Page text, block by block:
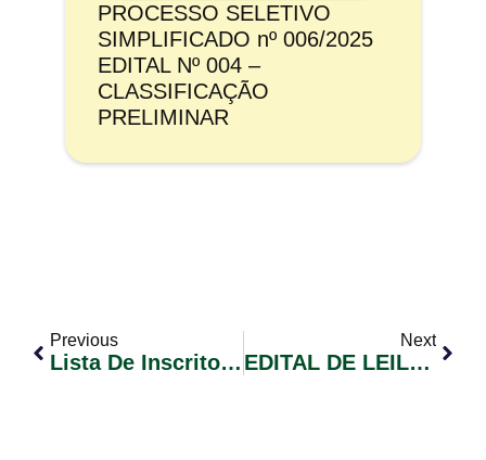
PROCESSO SELETIVO
SIMPLIFICADO nº 006/2025
EDITAL Nº 004 –
CLASSIFICAÇÃO
PRELIMINAR
Previous
Lista De Inscritos Em Dívida Ativa/REF
Next
EDITAL DE LEILÃO ELETRÔNICO Nº 0O1/2025